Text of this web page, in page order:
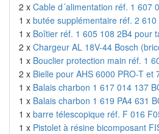
2 x Cable d´alimentation réf. 1 607
1 x butée supplémentaire réf. 2
1 x Boîtier réf. 1 605 108 2B4 pour
2 x Chargeur AL 18V-44 Bosch
1 x Bouclier protection main réf. 1
2 x Bielle pour AHS 6000 PRO-T et
1 x Balais charbon 1 617 014 137
1 x Balais charbon 1 619 PA4 631
1 x barre télescopique réf. F 016
1 x Pistolet à résine bicomposant